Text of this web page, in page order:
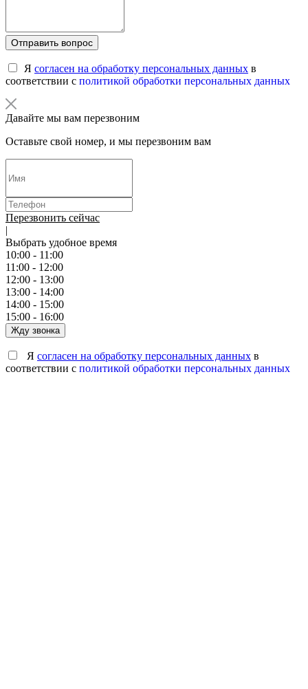
Отправить вопрос
Я согласен на обработку персональных данных в
соответствии с политикой обработки персональных данных
Давайте мы вам перезвоним
Оставьте свой номер, и мы перезвоним вам
Перезвонить сейчас
|
Выбрать удобное время
10:00 - 11:00
11:00 - 12:00
12:00 - 13:00
13:00 - 14:00
14:00 - 15:00
15:00 - 16:00
Жду звонка
Я согласен на обработку персональных данных в
соответствии с политикой обработки персональных данных